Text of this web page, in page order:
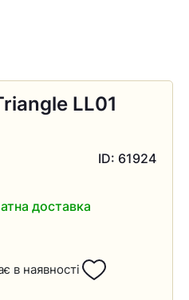
LL01
ID: 61924
доставка
в наявності